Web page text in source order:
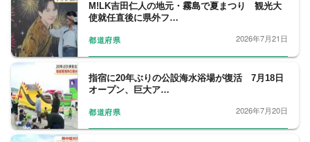
M!LK吉田仁人の地元・霧島で夏まつり 観光大
使就任直後に県外フ…
都道府県 2026年7月21日
指宿に20年ぶりの公設海水浴場が復活 7月18日
オープン、巨大ア…
都道府県 2026年7月20日